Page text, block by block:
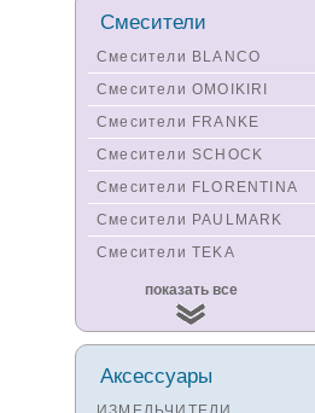
Смесители
Смесители BLANCO
Смесители OMOIKIRI
Смесители FRANKE
Смесители SCHOCK
Смесители FLORENTINA
Смесители PAULMARK
Смесители TEKA
Смесители
KUCHENSTERN
Смесители ZORG
Смесители KANTERA
показать все
Аксессуары